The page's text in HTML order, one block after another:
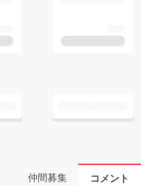
仲間募集 コメント